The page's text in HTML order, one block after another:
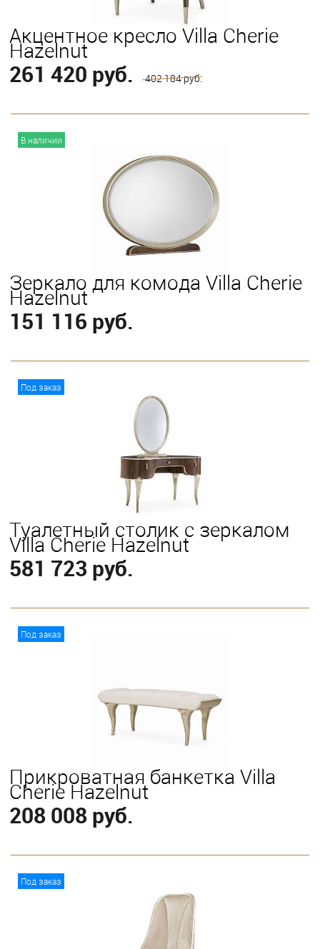
Акцентное кресло Villa Cherie
Hazelnut
261 420 руб. 402 184 руб.
В наличии
Зеркало для комода Villa Cherie
Hazelnut
151 116 руб.
Под заказ
Туалетный столик с зеркалом
Villa Cherie Hazelnut
581 723 руб.
Под заказ
Прикроватная банкетка Villa
Cherie Hazelnut
208 008 руб.
Под заказ